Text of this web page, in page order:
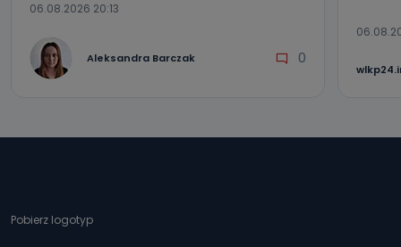
06.08.2026 20:13
Aleksandra Barczak 0
Pobierz logotyp